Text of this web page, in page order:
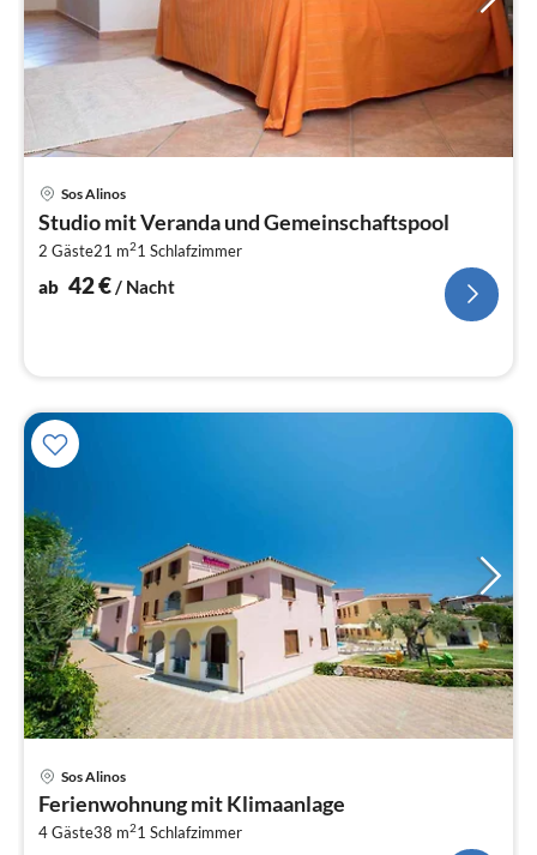
Sos Alinos
Studio mit Veranda und Gemeinschaftspool
2 Gäste21 m21 Schlafzimmer
ab 42€/ Nacht
Sos Alinos
Ferienwohnung mit Klimaanlage
4 Gäste38 m21 Schlafzimmer